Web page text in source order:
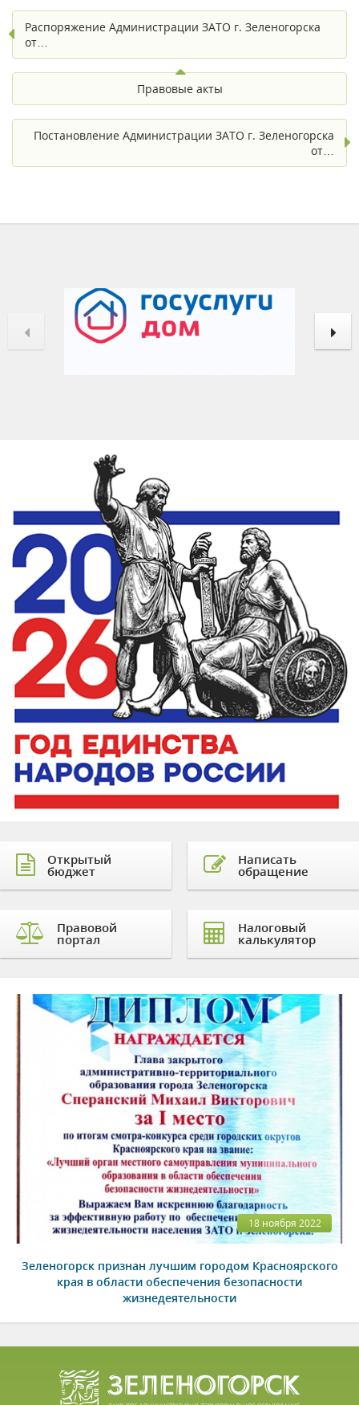
Распоряжение Администрации ЗАТО г. Зеленогорска
от…
Правовые акты
Постановление Администрации ЗАТО г. Зеленогорска
от…
Открытый
бюджет
Правовой
портал
Написать
обращение
Налоговый
калькулятор
18 ноября 2022
Зеленогорск признан лучшим городом Красноярского
края в области обеспечения безопасности
жизнедеятельности